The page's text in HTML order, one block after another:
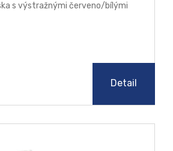
s výstražnými červeno/bílými
Detail